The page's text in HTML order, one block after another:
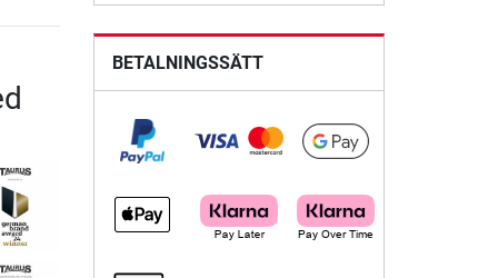
BETALNINGSSÄTT